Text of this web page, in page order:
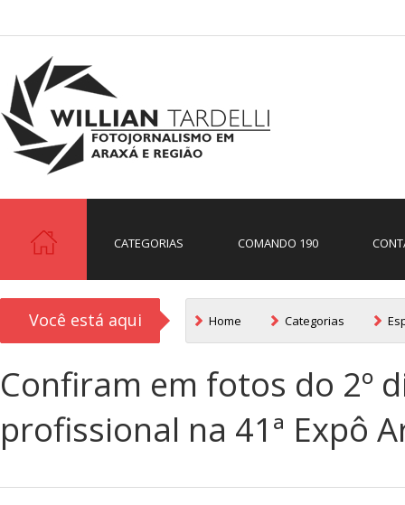
CATEGORIAS COMANDO 190
Você está aqui Home Categorias
Confiram em fotos do 2º
profissional na 41ª Expô